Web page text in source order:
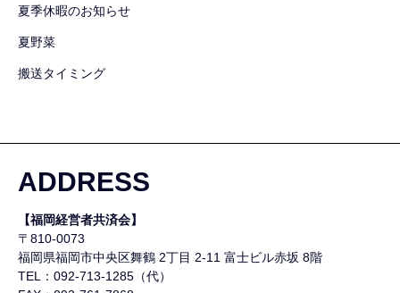
夏季休暇のお知らせ
夏野菜
搬送タイミング
ADDRESS
【福岡経営者共済会】
〒810-0073
福岡県福岡市中央区舞鶴 2丁目 2-11 富士ビル赤坂 8階
TEL：092-713-1285（代）